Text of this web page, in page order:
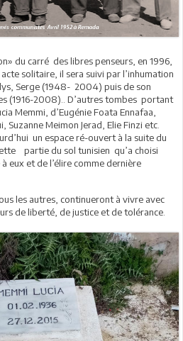
du carré des libres penseurs, en 1996,
solitaire, il sera suivi par l’inhumation
Serge (1948- 2004) puis de son
(1916-2008).. D’autres tombes portant
Memmi, d’Eugénie Foata Ennafaa,
Suzanne Meimon Jerad, Elie Finzi etc.
un espace ré-ouvert à la suite du
partie du sol tunisien qu’a choisi
eux et de l’élire comme dernière
les autres, continueront à vivre avec
de liberté, de justice et de tolérance.